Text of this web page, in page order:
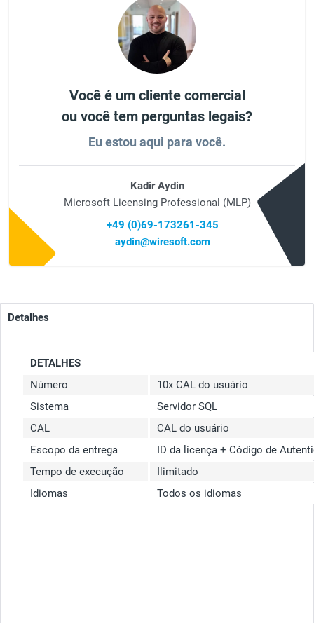
Você é um cliente comercial
ou você tem perguntas legais?
Eu estou aqui para você.
Kadir Aydin
Microsoft Licensing Professional (MLP)
+49 (0)69-173261-345
aydin@wiresoft.com
Detalhes
DETALHES
Número
10x CAL do usuário
Sistema
Servidor SQL
CAL
CAL do usuário
Escopo da entrega
ID da licença + Código de
Tempo de execução
Ilimitado
Idiomas
Todos os idiomas